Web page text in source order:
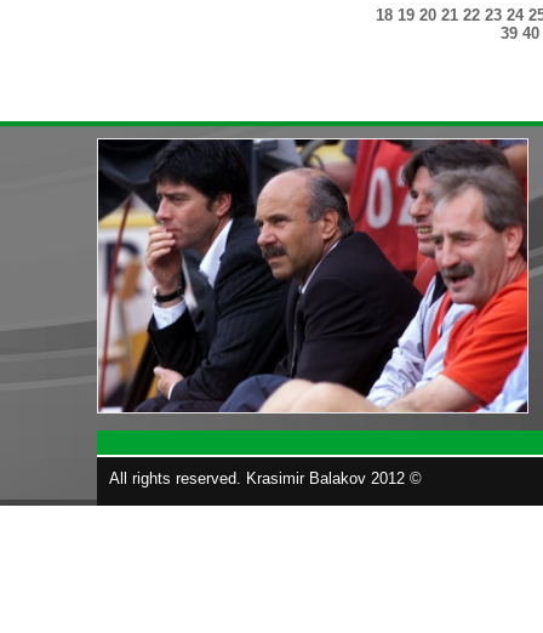
18 19 20 21 22 23 24
39 40
All rights reserved. Krasimir Balakov 2012 ©